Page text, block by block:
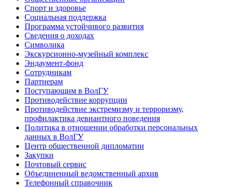
Спорт и здоровье
Социальная поддержка
Программа устойчивого развития
Сведения о доходах
Символика
Экскурсионно-музейный комплекс
Эндаумент-фонд
Сотрудникам
Партнерам
Поступающим в ВолГУ
Противодействие коррупции
Противодействие экстремизму и терроризму,
профилактика девиантного поведения
Политика в отношении обработки персональных
данных в ВолГУ
Центр общественной дипломатии
Закупки
Почтовый сервис
Объединенный ведомственный архив
Телефонный справочник